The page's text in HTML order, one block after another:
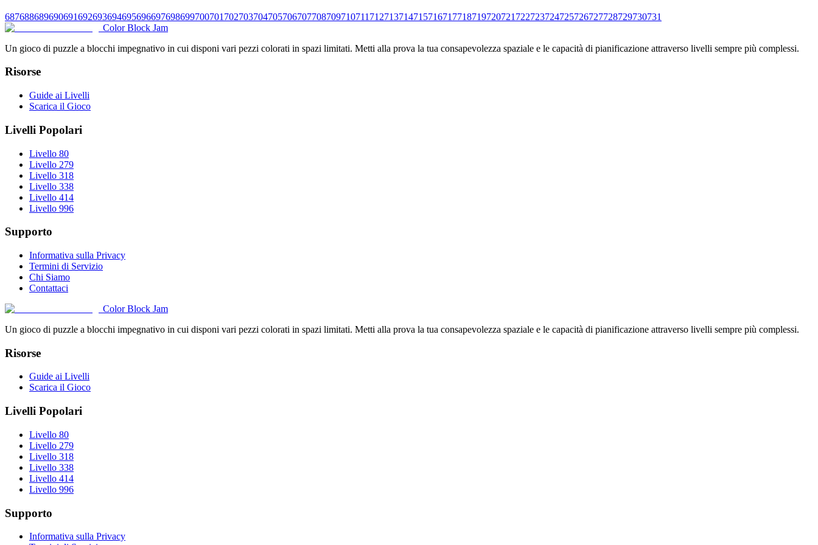
687688689690691692693694695696697698699700701 702703704705706707708709710711 712713714715716717718719720721 722723724725726727728729730731
Color Block Jam
Un gioco di puzzle a blocchi impegnativo in cui disponi vari pezzi colorati in spazi limitati. Metti alla prova la tua consapevolezza spaziale e le capacità di pianificazione attraverso livelli sempre più complessi.
Risorse
Guide ai Livelli
Scarica il Gioco
Livelli Popolari
Livello 80
Livello 279
Livello 318
Livello 338
Livello 414
Livello 996
Supporto
Informativa sulla Privacy
Termini di Servizio
Chi Siamo
Contattaci
Color Block Jam
Un gioco di puzzle a blocchi impegnativo in cui disponi vari pezzi colorati in spazi limitati. Metti alla prova la tua consapevolezza spaziale e le capacità di pianificazione attraverso livelli sempre più complessi.
Risorse
Guide ai Livelli
Scarica il Gioco
Livelli Popolari
Livello 80
Livello 279
Livello 318
Livello 338
Livello 414
Livello 996
Supporto
Informativa sulla Privacy